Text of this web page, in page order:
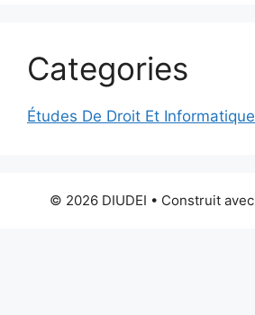
Categories
Études De Droit Et
© 2026 DIUDEI • Construit avec